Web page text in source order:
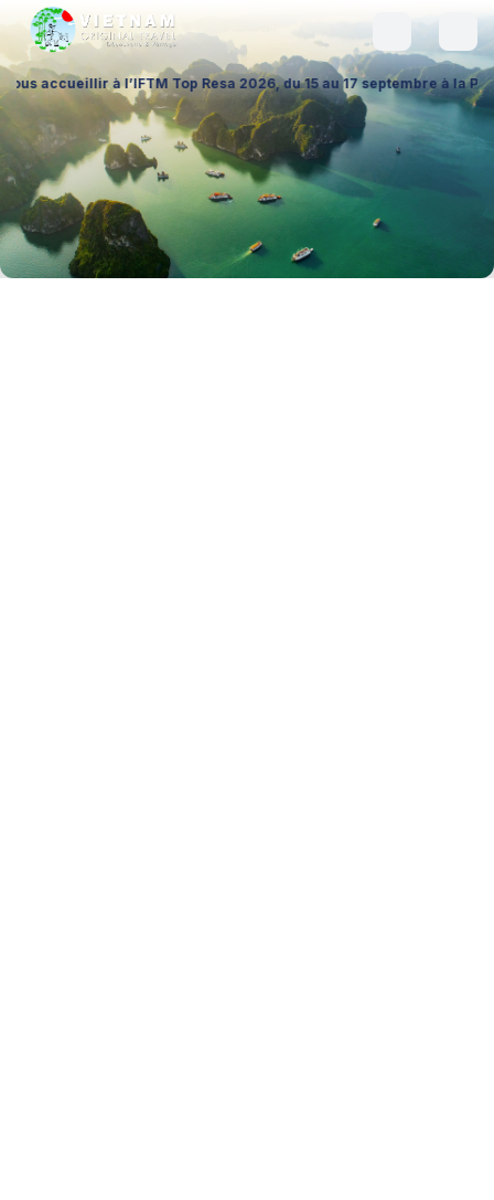
à l’IFTM Top Resa 2026, du 15 au 17 septembre à la Porte de